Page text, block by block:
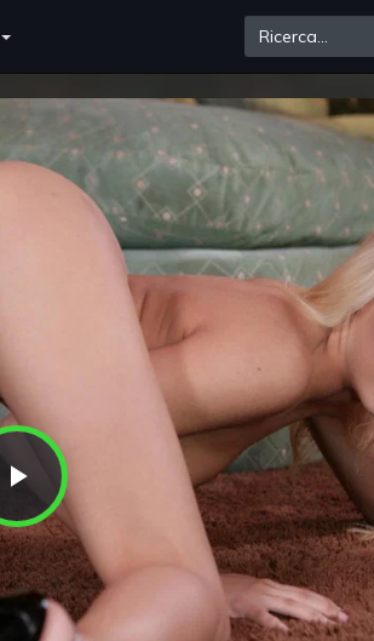
Play
Video